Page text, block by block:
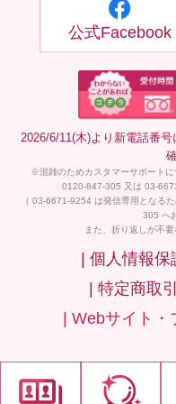
公式Facebook
2026/6/11(木)より新電話番
※混雑のためカスタマーサポート
0120-847-305 又は 03-
（ 03-6671-9254 は発信専用となる
305 へ
また、折り返しが不
| 個人情報保
| 特定商取
| Webサイト・